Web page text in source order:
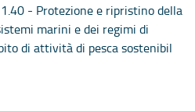
- Protezione e ripristino della
marini e dei regimi di
di attività di pesca sostenibil